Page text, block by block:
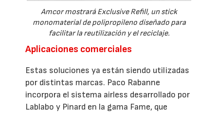
Amcor mostrará Exclusive Refill, un stick
monomaterial de polipropileno diseñado para
facilitar la reutilización y el reciclaje.
Aplicaciones comerciales
Estas soluciones ya están siendo utilizadas
por distintas marcas. Paco Rabanne
incorpora el sistema airless desarrollado por
Lablabo y Pinard en la gama Fame, que